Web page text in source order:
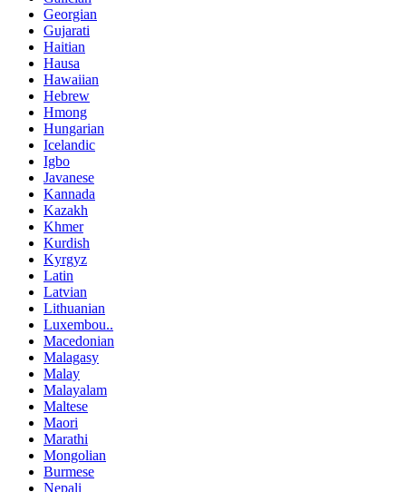
Georgian
Gujarati
Haitian
Hausa
Hawaiian
Hebrew
Hmong
Hungarian
Icelandic
Igbo
Javanese
Kannada
Kazakh
Khmer
Kurdish
Kyrgyz
Latin
Latvian
Lithuanian
Luxembou..
Macedonian
Malagasy
Malay
Malayalam
Maltese
Maori
Marathi
Mongolian
Burmese
Nepali